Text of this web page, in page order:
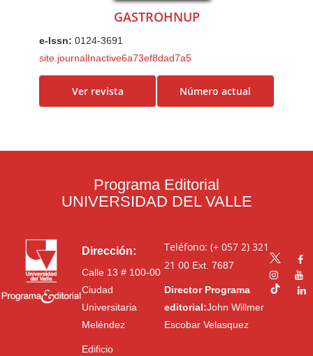
GASTROHNUP
e-Issn:0124-3691
site.journalInactive6a73ef8dad7a5
Ver revista Número actual
Programa Editorial
UNIVERSIDAD DEL VALLE
Dirección:
Calle 13 # 100-00
Ciudad
Universitaria
Meléndez
Edificio
Teléfono: (+ 057 2) 321
21 00 Ext. 7687
Director Programa
editorial:John Willmer
Escobar Velasquez